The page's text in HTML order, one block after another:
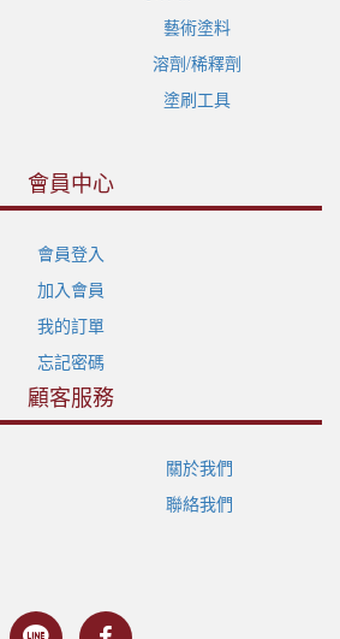
藝術塗料
溶劑/稀釋劑
塗刷工具
會員中心
會員登入
加入會員
我的訂單
忘記密碼
顧客服務
關於我們
聯絡我們